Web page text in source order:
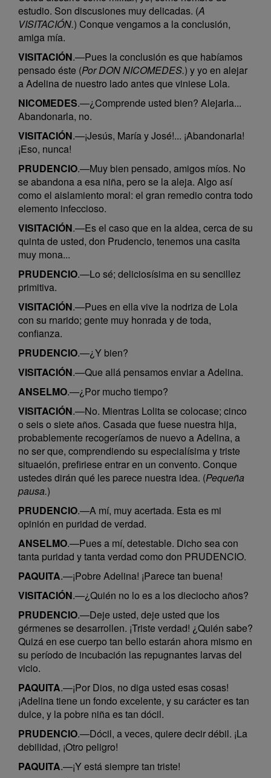
estudio. Son discusiones muy delicadas. (A
VISITACIÓN.) Conque vengamos a la conclusión,
amiga mía.
VISITACIÓN.—Pues la conclusión es que habíamos
pensado éste (Por DON NICOMEDES.) y yo en alejar
a Adelina de nuestro lado antes que viniese Lola.
NICOMEDES.—¿Comprende usted bien? Alejarla...
Abandonarla, no.
VISITACIÓN.—¡Jesús, María y José!... ¡Abandonarla!
¡Eso, nunca!
PRUDENCIO.—Muy bien pensado, amigos míos. No
se abandona a esa niña, pero se la aleja. Algo así
como el aislamiento moral: el gran remedio contra todo
elemento infeccioso.
VISITACIÓN.—Es el caso que en la aldea, cerca de su
quinta de usted, don Prudencio, tenemos una casita
muy mona...
PRUDENCIO.—Lo sé; deliciosísima en su sencillez
primitiva.
VISITACIÓN.—Pues en ella vive la nodriza de Lola
con su rnarido; gente muy honrada y de toda,
confianza.
PRUDENCIO.—¿Y bien?
VISITACIÓN.—Que allá pensamos enviar a Adelina.
ANSELMO.—¿Por mucho tiempo?
VISITACIÓN.—No. Mientras Lolita se colocase; cinco
o seis o siete años. Casada que fuese nuestra hija,
probablemente recogeríamos de nuevo a Adelina, a
no ser que, comprendiendo su especialísima y triste
situaeión, prefiriese entrar en un convento. Conque
ustedes dirán qué les parece nuestra idea. (Pequeña
pausa.)
PRUDENCIO.—A mí, muy acertada. Esta es mi
opinión en puridad de verdad.
ANSELMO.—Pues a mí, detestable. Dicho sea con
tanta puridad y tanta verdad como don PRUDENCIO.
PAQUITA.—¡Pobre Adelina! ¡Parece tan buena!
VISITACIÓN.—¿Quién no lo es a los dieciocho años?
PRUDENCIO.—Deje usted, deje usted que los
gérmenes se desarrollen. ¡Triste verdad! ¿Quién sabe?
Quizá en ese cuerpo tan bello estarán ahora mismo en
su período de incubación las repugnantes larvas del
vicio.
PAQUITA.—¡Por Dios, no diga usted esas cosas!
¡Adelina tiene un fondo excelente, y su carácter es tan
dulce, y la pobre niña es tan dócil.
PRUDENCIO.—Dócil, a veces, quiere decir débil. ¡La
debilidad, ¡Otro peligro!
PAQUITA.—¡Y está siempre tan triste!